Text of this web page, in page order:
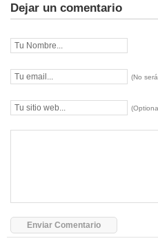
Dejar un comentario
(No